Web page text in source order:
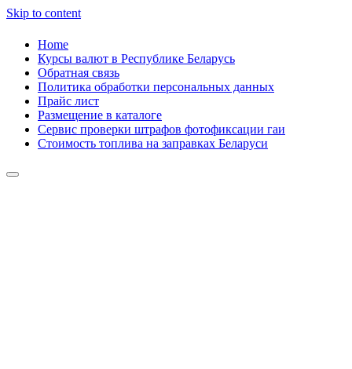
Skip to content
Home
Курсы валют в Республике Беларусь
Обратная связь
Политика обработки персональных данных
Прайс лист
Размещение в каталоге
Сервис проверки штрафов фотофиксации гаи
Стоимость топлива на заправках Беларуси